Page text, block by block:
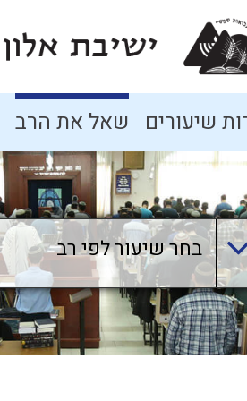
שיעורים שאל את הרב
בחר שיעור לפי רב